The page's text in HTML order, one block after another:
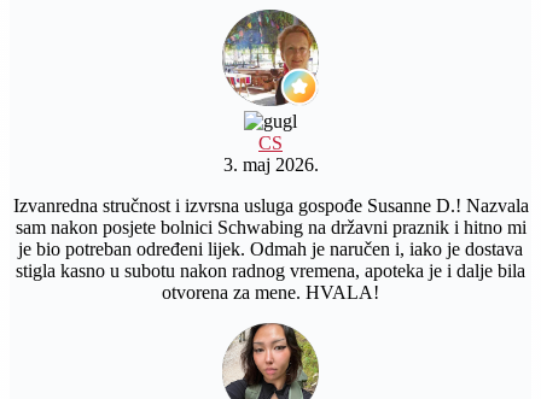
CS
3. maj 2026.
Izvanredna stručnost i izvrsna usluga gospođe Susanne D.! Nazvala
sam nakon posjete bolnici Schwabing na državni praznik i hitno mi
je bio potreban određeni lijek. Odmah je naručen i, iako je dostava
stigla kasno u subotu nakon radnog vremena, apoteka je i dalje bila
otvorena za mene. HVALA!